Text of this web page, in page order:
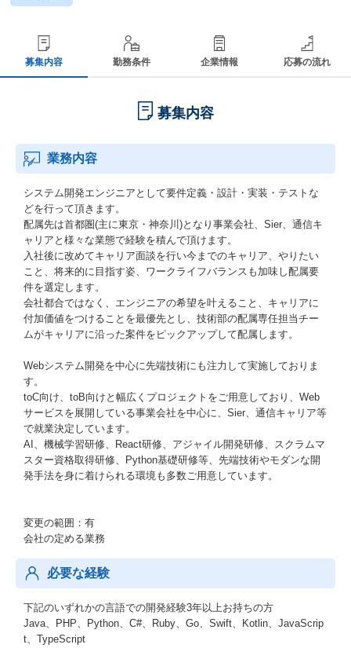
募集内容 勤務条件 企業情報 応募の流れ
募集内容
業務内容
システム開発エンジニアとして要件定義・設計・実装・テストな
どを行って頂きます。
配属先は首都圏(主に東京・神奈川)となり事業会社、Sier、通信キ
ャリアと様々な業態で経験を積んで頂けます。
入社後に改めてキャリア面談を行い今までのキャリア、やりたい
こと、将来的に目指す姿、ワークライフバランスも加味し配属要
件を選定します。
会社都合ではなく、エンジニアの希望を叶えること、キャリアに
付加価値をつけることを最優先とし、技術部の配属専任担当チー
ムがキャリアに沿った案件をピックアップして配属します。
Webシステム開発を中心に先端技術にも注力して実施しておりま
す。
toC向け、toB向けと幅広くプロジェクトをご用意しており、Web
サービスを展開している事業会社を中心に、Sier、通信キャリア等
で就業決定しています。
AI、機械学習研修、React研修、アジャイル開発研修、スクラムマ
スター資格取得研修、Python基礎研修等、先端技術やモダンな開
発手法を身に着けられる環境も多数ご用意しています。
変更の範囲：有
会社の定める業務
必要な経験
下記のいずれかの言語での開発経験3年以上お持ちの方
Java、PHP、Python、C#、Ruby、Go、Swift、Kotlin、JavaScrip
t、TypeScript